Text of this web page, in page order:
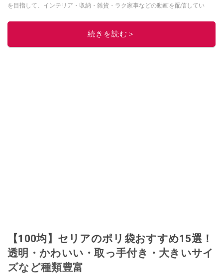
を目指して、インテリア・収納・雑貨・ラク家事などの動画を配信してい
匹。・第9回ESSEインテリアグランプリ審査員賞受賞・リノベりす2016年リ
続きを読む＞
【100均】セリアのポリ袋おすすめ15選！
透明・かわいい・取っ手付き・大きいサイ
ズなど種類豊富